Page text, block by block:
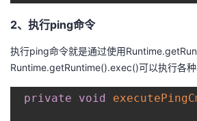
坛
圈
子
的
直
播
我
的
活
我
的
我
2、执行ping命令
执行ping命令就是通过使用
Runtime.getRuntime().exec()可以执行各种
private void